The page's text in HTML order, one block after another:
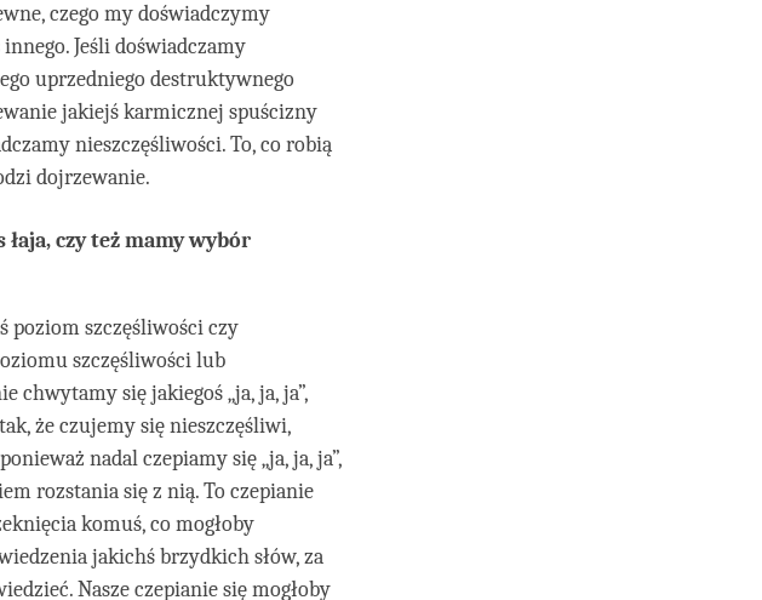
czego my doświadczymy
Jeśli doświadczamy
uprzedniego destruktywnego
jakiejś karmicznej spuścizny
nieszczęśliwości. To, co robią
dojrzewanie.
czy też mamy wybór
poziom szczęśliwości czy
szczęśliwości lub
chwytamy się jakiegoś „ja, ja, ja”,
że czujemy się nieszczęśliwi,
nadal czepiamy się „ja, ja, ja”,
rozstania się z nią. To czepianie
komuś, co mogłoby
jakichś brzydkich słów, za
Nasze czepianie się mogłoby